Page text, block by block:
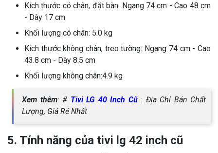
Kích thước có chân, đặt bàn: Ngang 74 cm - Cao 48 cm
- Dày 17 cm
Khối lượng có chân: 5.0 kg
Kích thước không chân, treo tường: Ngang 74 cm - Cao
43.8 cm - Dày 8.5 cm
Khối lượng không chân:4.9 kg
Xem thêm: # Tivi LG 40 Inch Cũ: Địa Chỉ Bán Chất
Lượng, Giá Rẻ Nhất
5. Tính năng của tivi lg 42 inch cũ